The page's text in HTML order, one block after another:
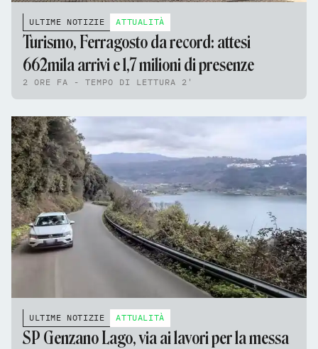
ULTIME NOTIZIE ATTUALITÀ
Turismo, Ferragosto da record: attesi
662mila arrivi e 1,7 milioni di presenze
2 ORE FA - TEMPO DI LETTURA 2'
ULTIME NOTIZIE ATTUALITÀ
SP Genzano Lago, via ai lavori per la messa